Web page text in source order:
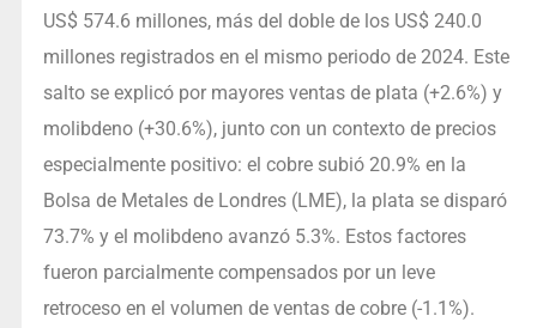
US$ 574.6 millones, más del doble de los US$ 240.0
millones registrados en el mismo periodo de 2024. Este
salto se explicó por mayores ventas de plata (+2.6%) y
molibdeno (+30.6%), junto con un contexto de precios
especialmente positivo: el cobre subió 20.9% en la
Bolsa de Metales de Londres (LME), la plata se disparó
73.7% y el molibdeno avanzó 5.3%. Estos factores
fueron parcialmente compensados por un leve
retroceso en el volumen de ventas de cobre (-1.1%).